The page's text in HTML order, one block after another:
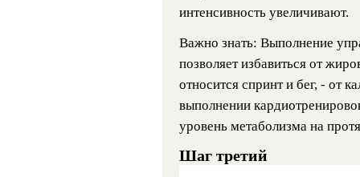
интенсивность увеличивают.
Важно знать: Выполнение
позволяет избавиться от
относится спринт и бег, - от
выполнении
уровень метаболизма на
Шаг третий